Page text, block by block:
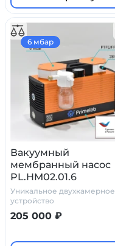
Вакуумный
мембранный насос
PL.HM02.01.6
Уникальное двухкамерное
устройство
205 000 ₽
6 мбар